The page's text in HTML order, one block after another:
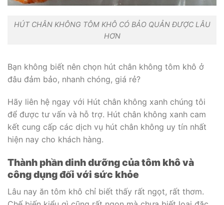
HÚT CHÂN KHÔNG TÔM KHÔ CÓ BẢO QUẢN ĐƯỢC LÂU
HƠN
Bạn không biết nên chọn hút chân không tôm khô ở
đâu đảm bảo, nhanh chóng, giá rẻ?
Hãy liên hệ ngay với Hút chân không xanh chúng tôi
để được tư vấn và hỗ trợ. Hút chân không xanh cam
kết cung cấp các dịch vụ hút chân không uy tín nhất
hiện nay cho khách hàng.
Thành phần dinh dưỡng của tôm khô và
công dụng đối với sức khỏe
Lâu nay ăn tôm khô chỉ biết thấy rất ngọt, rất thơm.